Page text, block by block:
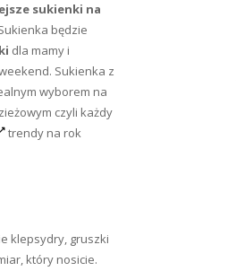
sukienki na
będzie
dla mamy i
Sukienka z
wyborem na
czyli każdy
trendy na rok
klepsydry, gruszki
który nosicie.